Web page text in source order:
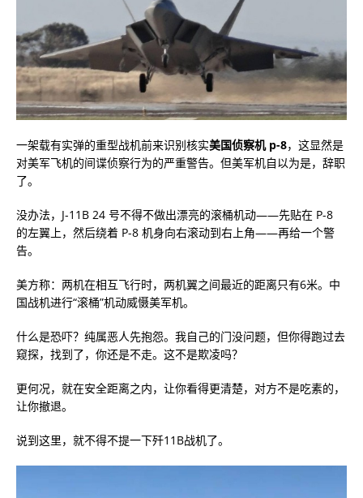
一架载有实弹的重型战机前来识别核实美国侦察机 p-8，这显然是
对美军飞机的间谍侦察行为的严重警告。但美军机自以为是，辞职
了。
没办法，J-11B 24 号不得不做出漂亮的滚桶机动——先贴在 P-8
的左翼上，然后绕着 P-8 机身向右滚动到右上角——再给一个警
告。
美方称：两机在相互飞行时，两机翼之间最近的距离只有6米。中
国战机进行“滚桶”机动威慑美军机。
什么是恐吓？纯属恶人先抱怨。我自己的门没问题，但你得跑过去
窥探，找到了，你还是不走。这不是欺凌吗？
更何况，就在安全距离之内，让你看得更清楚，对方不是吃素的，
让你撤退。
说到这里，就不得不提一下歼11B战机了。